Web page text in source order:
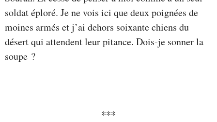
soldat éploré. Je ne vois ici que deux poignées de
moines armés et j’ai dehors soixante chiens du
désert qui attendent leur pitance. Dois-je sonner la
soupe ?
***